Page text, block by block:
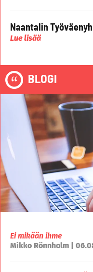
Naantalin
Lue lisää
BLOGI
Ei mikään ihme
Mikko Rönnholm |